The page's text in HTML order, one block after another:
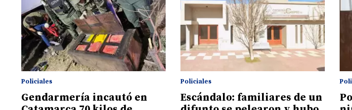
Policiales
Gendarmería incautó en
Policiales
Escándalo: familiares de un